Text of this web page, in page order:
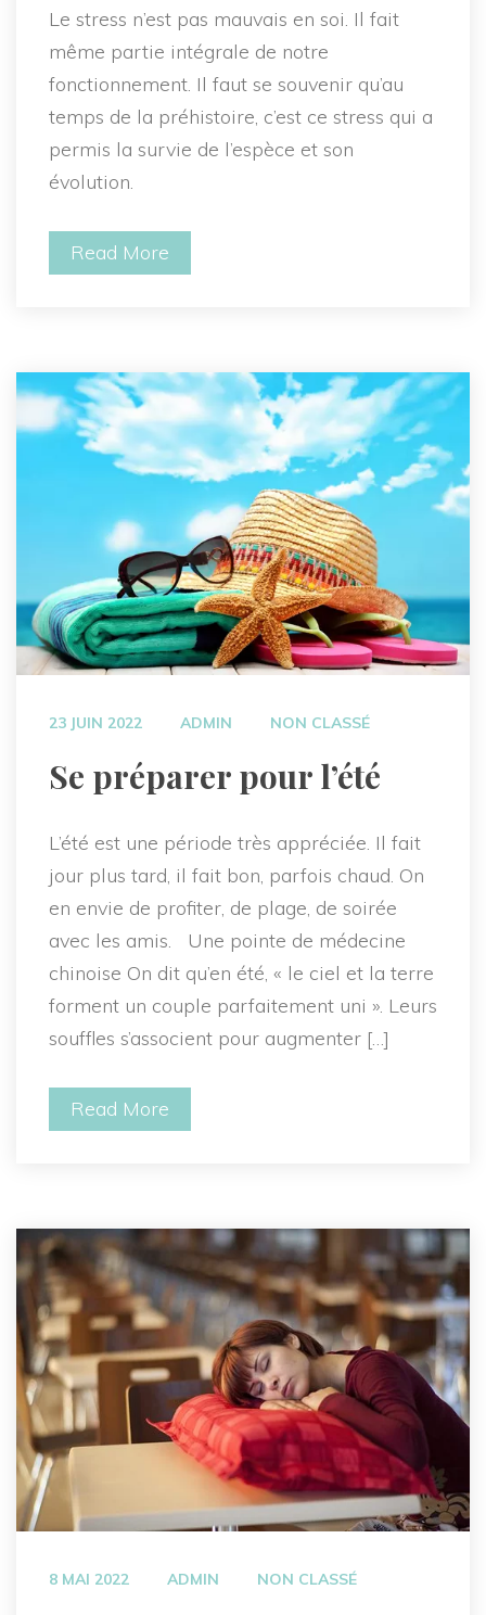
Le stress n’est pas mauvais en soi. Il fait
même partie intégrale de notre
fonctionnement. Il faut se souvenir qu’au
temps de la préhistoire, c’est ce stress qui a
permis la survie de l’espèce et son
évolution.
Read More
23 JUIN 2022 ADMIN NON CLASSÉ
Se préparer pour l’été
L’été est une période très appréciée. Il fait
jour plus tard, il fait bon, parfois chaud. On
en envie de profiter, de plage, de soirée
avec les amis. Une pointe de médecine
chinoise On dit qu’en été, « le ciel et la terre
forment un couple parfaitement uni ». Leurs
ouffles s’associent pour augmenter […]
Read More
8 MAI 2022 ADMIN NON CLASSÉ